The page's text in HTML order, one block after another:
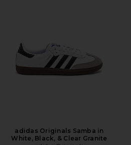
adidas Originals Samba in
White, Black, & Clear Granite